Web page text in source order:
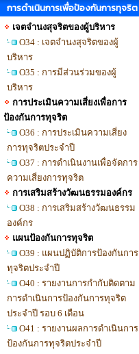
การดำเนินการเพื่อป้องกันการทุจริต
เจตจำนงสุจริตของผู้บริหาร
O34 : เจตจำนงสุจริตของผู้
บริหาร
O35 : การมีส่วนร่วมของผู้
บริหาร
การประเมินความเสี่ยงเพื่อการ
ป้องกันการทุจริต
O36 : การประเมินความเสี่ยง
การทุจริตประจำปี
O37 : การดำเนินงานเพื่อจัดการ
ความเสี่ยงการทุจริต
การเสริมสร้างวัฒนธรรมองค์กร
O38 : การเสริมสร้างวัฒนธรรม
องค์กร
แผนป้องกันการทุจริต
O39 : แผนปฏิบัติการป้องกันการ
ทุจริตประจำปี
O40 : รายงานการกำกับติดตาม
การดำเนินการป้องกันการทุจริต
ประจำปี รอบ 6 เดือน
O41 : รายงานผลการดำเนินการ
ป้องกันการทุจริตประจำปี